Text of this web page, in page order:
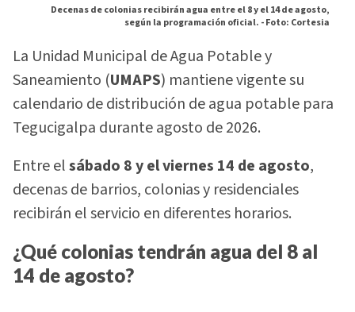
Decenas de colonias recibirán agua entre el 8 y el 14 de agosto,
según la programación oficial. -Foto: Cortesia
La Unidad Municipal de Agua Potable y
Saneamiento (UMAPS) mantiene vigente su
calendario de distribución de agua potable para
Tegucigalpa durante agosto de 2026.
Entre elsábado 8 y el viernes 14 de agosto,
decenas de barrios, colonias y residenciales
recibirán el servicio en diferentes horarios.
¿Qué colonias tendrán agua del 8 al
14 de agosto?